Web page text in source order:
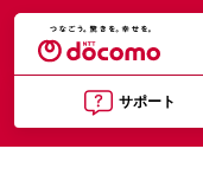
サポート